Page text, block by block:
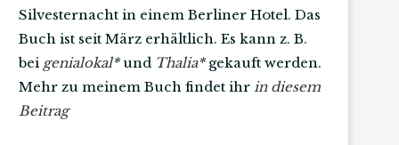
Silvesternacht in einem Berliner Hotel. Das
Buch ist seit März erhältlich. Es kann z. B.
bei genialokal*und Thalia*gekauft werden.
Mehr zu meinem Buch findet ihr in diesem
Beitrag